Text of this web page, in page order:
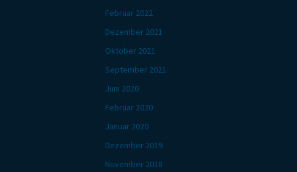
Februar 2022
Dezember 2021
Oktober 2021
September 2021
Juni 2020
Februar 2020
Januar 2020
Dezember 2019
November 2018